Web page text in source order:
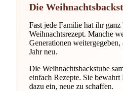
Die
Fast jede Familie hat ihr ganz
Weihnachtsrezept. Manche
Generationen weitergegeben,
Jahr neu.
Die Weihnachtsbackstube
einfach Rezepte. Sie
dazu ein, neue zu schaffen.